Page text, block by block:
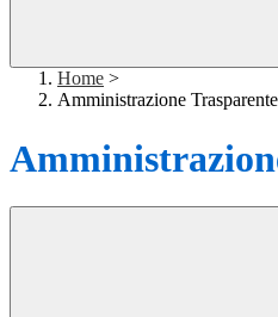
Home >
Amministrazione Trasparente